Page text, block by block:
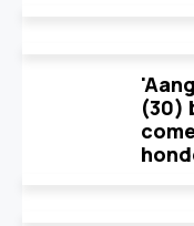
(30)